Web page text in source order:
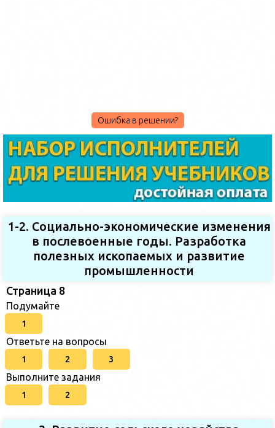
Ошибка в решении?
1-2. Социально-экономические изменения
в послевоенные годы. Разработка
полезных ископаемых и развитие
промышленности
Страница 8
Подумайте
1
Ответьте на вопросы
1 2 3
Выполните задания
1 2